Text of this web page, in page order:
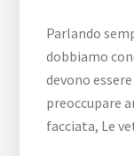
Parlando
dobbiamo
devono
preoccupare
facciata, Le